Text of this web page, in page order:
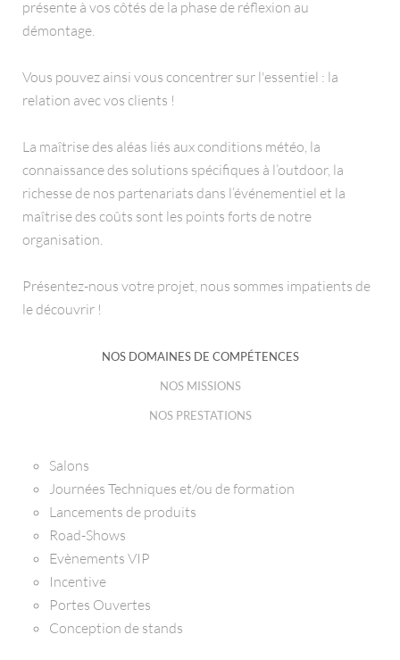
présente à vos côtés de la phase de réflexion au
démontage.
Vous pouvez ainsi vous concentrer sur l'essentiel : la
relation avec vos clients !
La maîtrise des aléas liés aux conditions météo, la
connaissance des solutions spécifiques à l’outdoor, la
richesse de nos partenariats dans l’événementiel et la
maîtrise des coûts sont les points forts de notre
organisation.
Présentez-nous votre projet, nous sommes impatients de
le découvrir !
NOS DOMAINES DE COMPÉTENCES
NOS MISSIONS
NOS PRESTATIONS
Salons
Journées Techniques et/ou de formation
Lancements de produits
Road-Shows
Evènements VIP
Incentive
Portes Ouvertes
Conception de stands